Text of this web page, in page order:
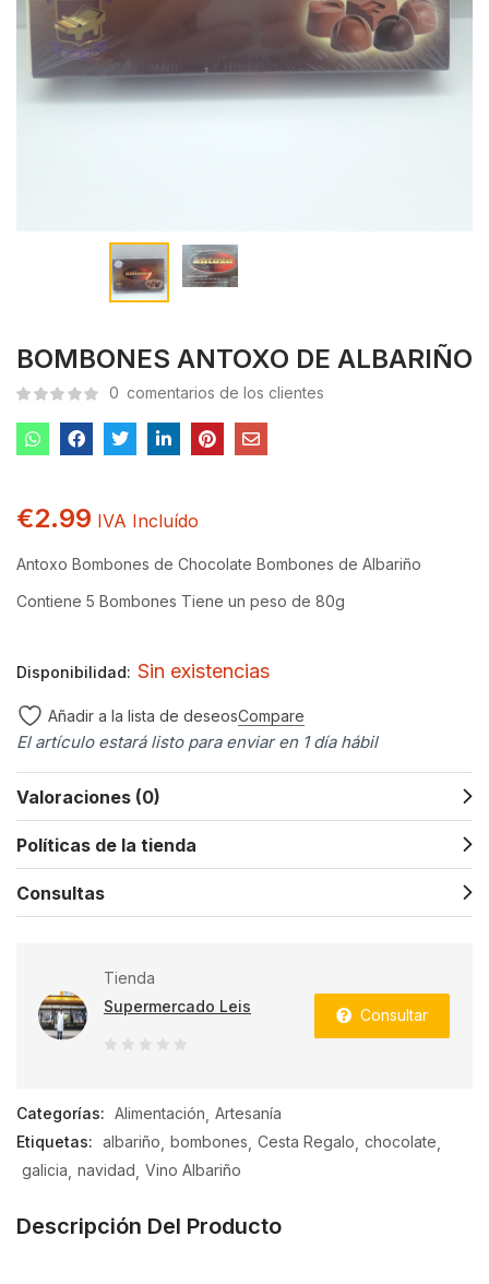
BOMBONES ANTOXO DE ALBARIÑO
0 comentarios de los clientes
€2.99 IVA Incluído
Antoxo Bombones de Chocolate Bombones de Albariño
Contiene 5 Bombones Tiene un peso de 80g
Disponibilidad: Sin existencias
Añadir a la lista de deseosCompare
El artículo estará listo para enviar en 1 día hábil
Valoraciones (0)
Políticas de la tienda
Consultas
Tienda
Supermercado Leis
Consultar
Categorías: Alimentación Artesanía
Etiquetas: albariño bombones Cesta Regalo chocolate
galicia navidad Vino Albariño
Descripción Del Producto